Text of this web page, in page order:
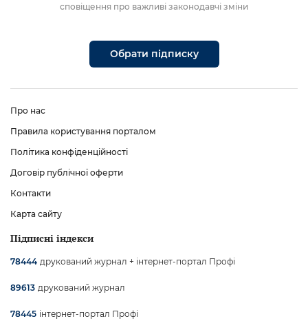
сповіщення про важливі законодавчі зміни
Обрати підписку
Про нас
Правила користування порталом
Політика конфіденційності
Договір публічної оферти
Контакти
Карта сайту
Підписні індекси
78444 друкований журнал + інтернет-портал Профі
89613 друкований журнал
78445 інтернет-портал Профі